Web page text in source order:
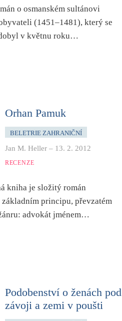
o osmanském sultánovi
(1451–1481), který se
v květnu roku…
Orhan Pamuk
BELETRIE ZAHRANIČNÍ
Jan M. Heller – 13. 2. 2012
RECENZE
kniha je složitý román
principu, převzatém
advokát jménem…
Podobenství o ženách pod
závoji a zemi v poušti